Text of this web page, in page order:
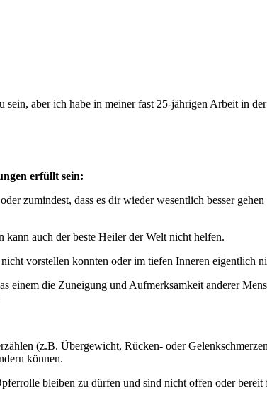
aber ich habe in meiner fast 25-jährigen Arbeit in
erfüllt sein:
zumindest, dass es dir wieder wesentlich besser
auch der beste Heiler der Welt nicht helfen.
vorstellen konnten oder im tiefen Inneren eigentlich
einem die Zuneigung und Aufmerksamkeit anderer
(z.B. Übergewicht, Rücken- oder
können.
bleiben zu dürfen und sind nicht offen oder